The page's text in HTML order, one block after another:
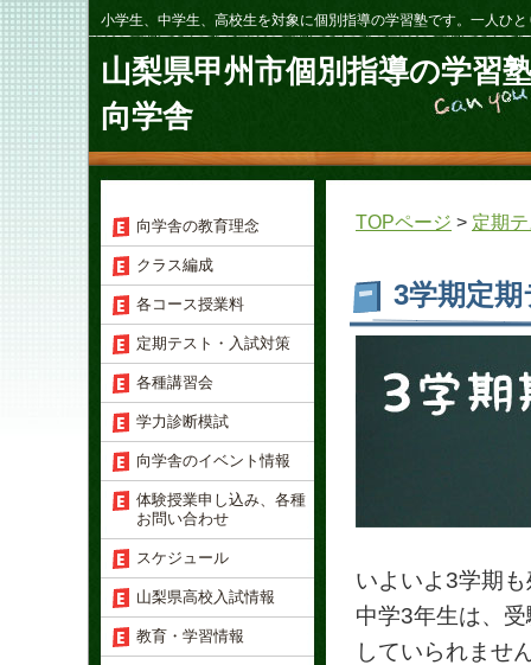
小学生、中学生、高校生を対象に個別指導の学習塾です。一人ひ
山梨県甲州市個別指導の学習
向学舎
TOPページ > 定期
3学期定
いよいよ3学期
中学3年生は、
していられませ
向学舎の教育理念
クラス編成
各コース授業料
定期テスト・入試対策
各種講習会
学力診断模試
向学舎のイベント情報
体験授業申し込み、各種
お問い合わせ
スケジュール
山梨県高校入試情報
教育・学習情報